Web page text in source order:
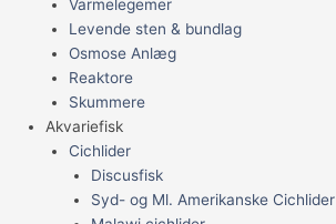
Varmelegemer
Levende sten & bundlag
Osmose Anlæg
Reaktore
Skummere
Akvariefisk
Cichlider
Discusfisk
Syd- og Ml. Amerikanske Cichlider